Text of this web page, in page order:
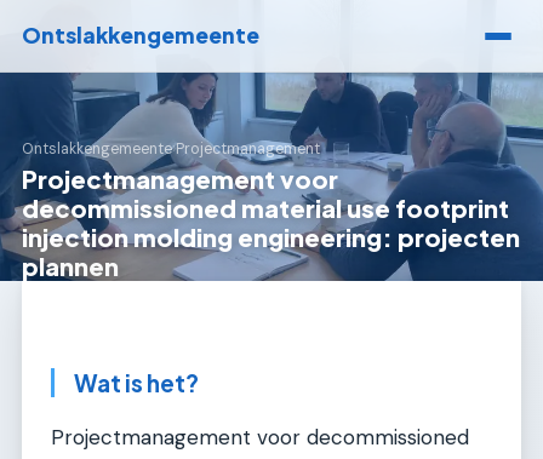
Ontslakkengemeente
Ontslakkengemeente›Projectmanagement
Projectmanagement voor
decommissioned material use footprint
injection molding engineering: projecten
plannen
Wat is het?
Projectmanagement voor decommissioned